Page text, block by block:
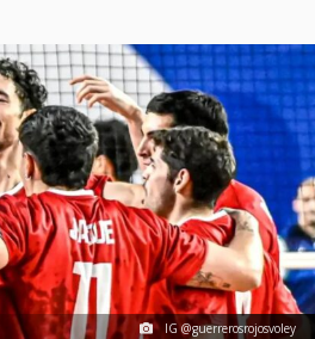
IG @guerrerosrojosvoley